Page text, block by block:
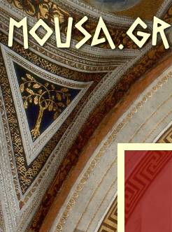
MOUSA.GR